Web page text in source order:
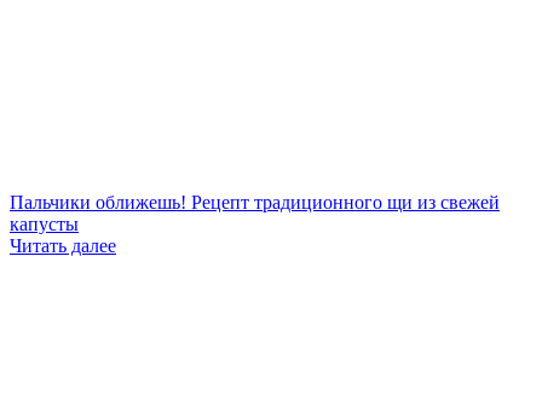
Пальчики оближешь! Рецепт традиционного щи из свежей
капусты
Читать далее